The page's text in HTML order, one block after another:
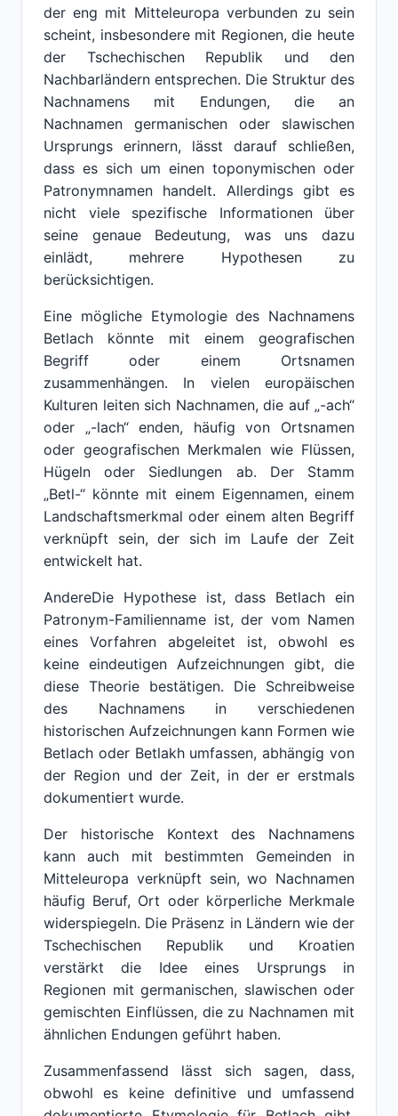
der eng mit Mitteleuropa verbunden zu sein
scheint, insbesondere mit Regionen, die heute
der Tschechischen Republik und den
Nachbarländern entsprechen. Die Struktur des
Nachnamens mit Endungen, die an
Nachnamen germanischen oder slawischen
Ursprungs erinnern, lässt darauf schließen,
dass es sich um einen toponymischen oder
Patronymnamen handelt. Allerdings gibt es
nicht viele spezifische Informationen über
seine genaue Bedeutung, was uns dazu
einlädt, mehrere Hypothesen zu
berücksichtigen.
Eine mögliche Etymologie des Nachnamens
Betlach könnte mit einem geografischen
Begriff oder einem Ortsnamen
zusammenhängen. In vielen europäischen
Kulturen leiten sich Nachnamen, die auf „-ach“
oder „-lach“ enden, häufig von Ortsnamen
oder geografischen Merkmalen wie Flüssen,
Hügeln oder Siedlungen ab. Der Stamm
„Betl-“ könnte mit einem Eigennamen, einem
Landschaftsmerkmal oder einem alten Begriff
verknüpft sein, der sich im Laufe der Zeit
entwickelt hat.
AndereDie Hypothese ist, dass Betlach ein
Patronym-Familienname ist, der vom Namen
eines Vorfahren abgeleitet ist, obwohl es
keine eindeutigen Aufzeichnungen gibt, die
diese Theorie bestätigen. Die Schreibweise
des Nachnamens in verschiedenen
historischen Aufzeichnungen kann Formen wie
Betlach oder Betlakh umfassen, abhängig von
der Region und der Zeit, in der er erstmals
dokumentiert wurde.
Der historische Kontext des Nachnamens
kann auch mit bestimmten Gemeinden in
Mitteleuropa verknüpft sein, wo Nachnamen
häufig Beruf, Ort oder körperliche Merkmale
widerspiegeln. Die Präsenz in Ländern wie der
Tschechischen Republik und Kroatien
verstärkt die Idee eines Ursprungs in
Regionen mit germanischen, slawischen oder
gemischten Einflüssen, die zu Nachnamen mit
ähnlichen Endungen geführt haben.
Zusammenfassend lässt sich sagen, dass,
obwohl es keine definitive und umfassend